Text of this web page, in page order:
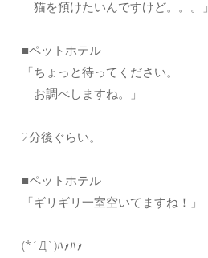
猫を預けたいんですけど。。。」
■ペットホテル
「ちょっと待ってください。
お調べしますね。」
2分後ぐらい。
■ペットホテル
「ギリギリ一室空いてますね！」
(*´Д`)ﾊｧﾊｧ